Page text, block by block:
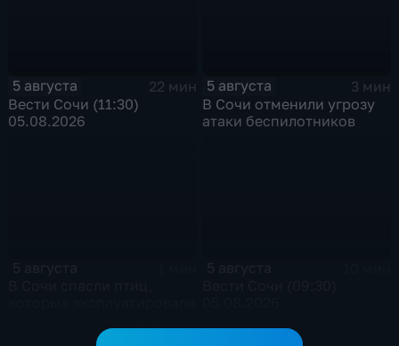
5 августа
22 мин
Вести Сочи (11:30)
05.08.2026
5 августа
3 мин
В Сочи отменили угрозу
атаки беспилотников